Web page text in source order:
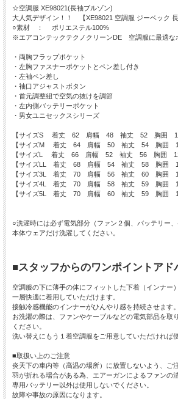
☆空調服 XE98021(長袖ブルゾン)
大人気デザイン！！ 【XE98021 空調服 ジーベック
○素材 ： ポリエステル100%
※エアコンテックテクノクリーンDE 空調服に最適な
・両胸フラップポケット
・左胸ファスナーポケットとペン差し付き
・左袖ペン差し
・袖口アジャストボタン
・首元調整紐で空気の抜けを調節
・左内側バッテリーポケット
・男女ユニセックスシリーズ
【サイズS 着丈 62 肩幅 48 袖丈 52 胸囲
【サイズM 着丈 64 肩幅 50 袖丈 54 胸囲
【サイズL 着丈 66 肩幅 52 袖丈 56 胸囲
【サイズLL 着丈 68 肩幅 54 袖丈 58 胸囲
【サイズ3L 着丈 70 肩幅 56 袖丈 60 胸囲
【サイズ4L 着丈 70 肩幅 58 袖丈 59 胸囲
【サイズ5L 着丈 70 肩幅 60 袖丈 59 胸囲
○洗濯時には必ず電気部分（ファン２個、バッテリー
本体ウェアだけ洗濯してください。
■スタッフからのワンポイントアド
空調服の下に薄手の体にフィットした下着（インナー
一層快適に着用していただけます。
接触冷感機能のインナーがひんやり感を持続させます。
お洗濯の際は、ファンやケーブルなどの電気部品を取
ください。
洗い替えにもう１着空調服をご用意していただければ
■取扱い上のご注意
炎天下の車内等（高温の場所）に放置しないよう、ご
羽が折れる場合がある為、エアーガンによるファンの
専用バッテリー以外は使用しないでください。
故障や事故の原因になります。